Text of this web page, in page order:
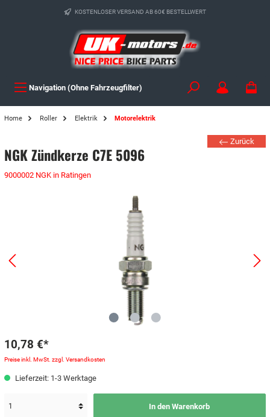
KOSTENLOSER VERSAND AB 60€ BESTELLWERT
Navigation (Ohne Fahrzeugfilter)
Home Roller Elektrik Motorelektrik
Zurück
NGK Zündkerze C7E 5096
9000002 NGK in Ratingen
10,78 €*
Preise inkl. MwSt. zzgl. Versandkosten
Lieferzeit: 1-3 Werktage
In den Warenkorb